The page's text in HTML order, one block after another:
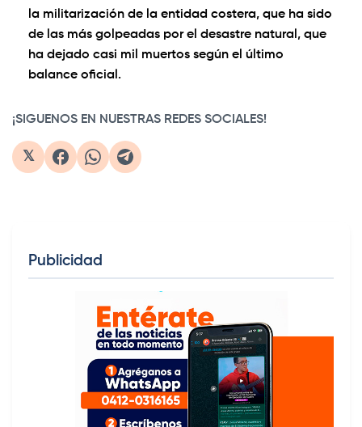
la militarización de la entidad costera, que ha sido
de las más golpeadas por el desastre natural, que
ha dejado casi mil muertos según el último
balance oficial.
¡SIGUENOS EN NUESTRAS REDES SOCIALES!
𝕏
Publicidad